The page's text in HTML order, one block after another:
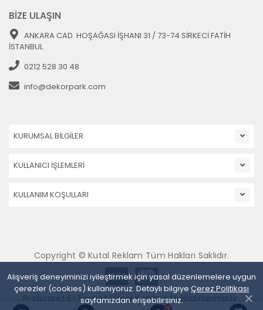
Alışveriş deneyiminizi iyileştirmek için yasal düzenlemelere uygun
çerezler (cookies) kullanıyoruz. Detaylı bilgiye Çerez Politikası
sayfamızdan erişebilirsiniz.
BİZE ULAŞIN
ANKARA CAD. HOŞAĞASI İŞHANI 31 / 73-74 SİRKECİ FATİH
İSTANBUL
0212 528 30 48
info@dekorpark.com
KURUMSAL BİLGİLER
KULLANICI İŞLEMLERİ
KULLANIM KOŞULLARI
Copyright © Kutal Reklam Tüm Hakları Saklıdır.
Proticaret E-Ticaret Sitesi Yazılımı İle Hazırlanmıştır.